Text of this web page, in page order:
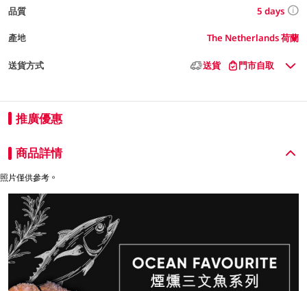
品質 5 days
產地 The Netherlands 荷蘭
送貨方式 送貨 門市自取
推廣優惠
商品詳情
照片僅供參考。